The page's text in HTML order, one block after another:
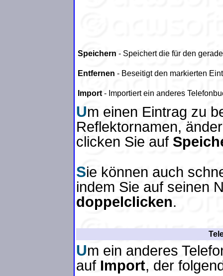
Speichern - Speichert die für den
Entfernen - Beseitigt den markierten
Import - Importiert ein anderes
Um einen Eintrag zu
Reflektornamen,
clicken Sie auf
Sie können auch
indem Sie auf seinen
doppelclicken.
Um ein anderes
auf Import, der